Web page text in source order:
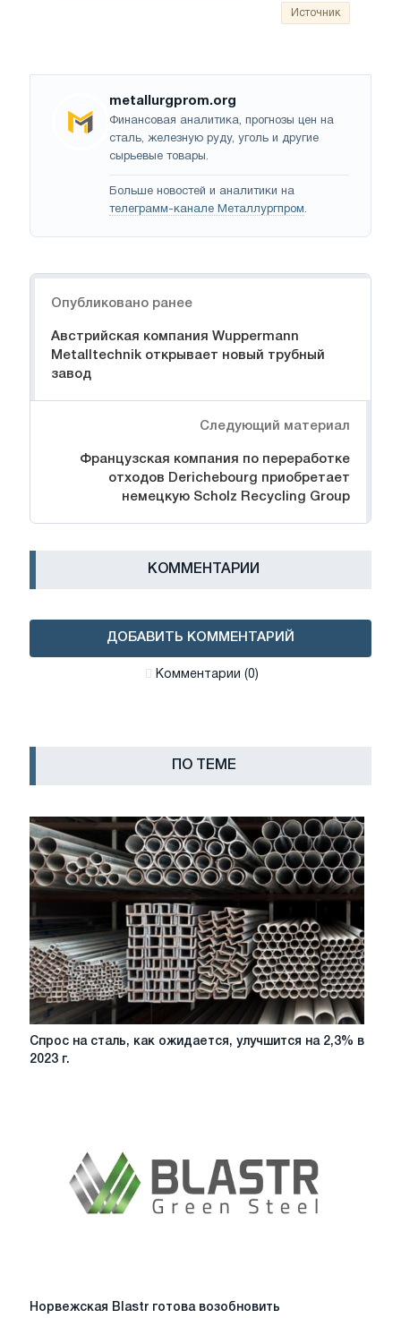
Источник
metallurgprom.org
Финансовая аналитика, прогнозы цен на
сталь, железную руду, уголь и другие
сырьевые товары.
Больше новостей и аналитики на
телеграмм-канале Металлургпром.
Опубликовано ранее
Австрийская компания Wuppermann
Metalltechnik открывает новый трубный
завод
Следующий материал
Французская компания по переработке
отходов Derichebourg приобретает
немецкую Scholz Recycling Group
КОММЕНТАРИИ
ДОБАВИТЬ КОММЕНТАРИЙ
Комментарии (0)
ПО ТЕМЕ
Спрос
на
Спрос на сталь, как ожидается, улучшится на 2,3% в
2023 г.
Норвежская
Норвежская Blastr готова возобновить